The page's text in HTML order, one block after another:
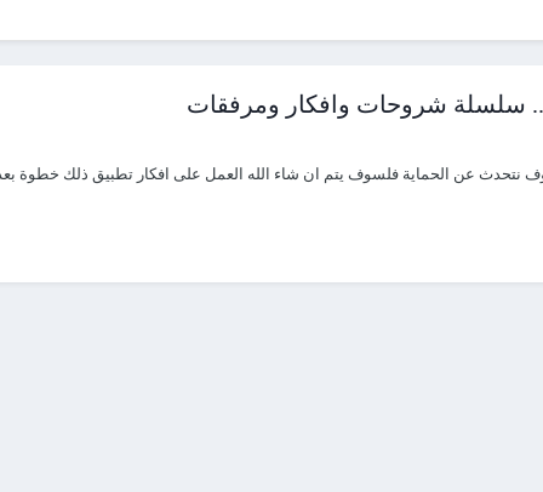
سلسلة شروحات وافكار ومرفقات
نتحدث عن الحماية فلسوف يتم ان شاء الله العمل على افكار تطبيق ذلك خطوة